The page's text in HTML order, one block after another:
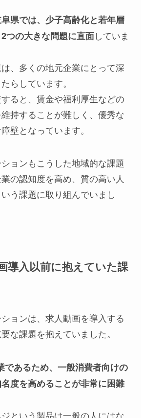
県では、少子高齢化と若年層
つの大きな問題に直面していま
、多くの地元企業にとって深
らしています。
ると、賃金や福利厚生などの
持することが難しく、優秀な
壁となっています。
ョンもこうした地域的な課題
の認知度を高め、質の高い人
う課題に取り組んでいまし
入以前に抱えていた課
ョンは、求人動画を導入する
な課題を抱えていました。
であるため、一般消費者向けの
度を高めることが非常に困難
という製品は一般の人にはな